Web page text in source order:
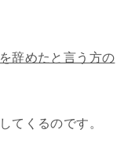
辞めたと言う方の
てくるのです。